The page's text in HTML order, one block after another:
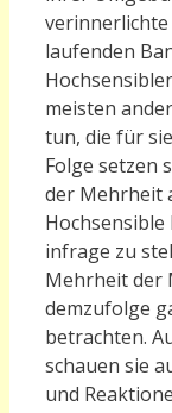
laufenden
meisten
tun, die für
Folge setzen
der Mehrheit
Hochsensible
infrage zu
Mehrheit der
demzufolge
betrachten.
schauen sie
und